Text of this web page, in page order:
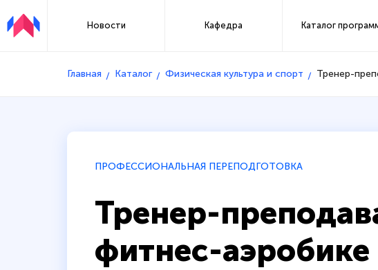
Новости Кафедра Каталог
Главная Каталог Физическая культура и спорт Тренер-
ПРОФЕССИОНАЛЬНАЯ ПЕРЕПОДГОТОВКА
Тренер-
фитнес-аэробике